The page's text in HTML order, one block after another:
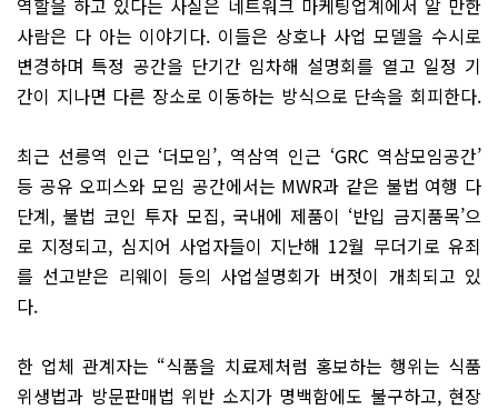
사람은 다 아는 이야기다. 이들은 상호나 사업 모델을 수시로
변경하며 특정 공간을 단기간 임차해 설명회를 열고 일정 기
간이 지나면 다른 장소로 이동하는 방식으로 단속을 회피한다.
최근 선릉역 인근 ‘더모임’, 역삼역 인근 ‘GRC 역삼모임공간’
등 공유 오피스와 모임 공간에서는 MWR과 같은 불법 여행 다
단계, 불법 코인 투자 모집, 국내에 제품이 ‘반입 금지품목’으
로 지정되고, 심지어 사업자들이 지난해 12월 무더기로 유죄
를 선고받은 리웨이 등의 사업설명회가 버젓이 개최되고 있
다.
한 업체 관계자는 “식품을 치료제처럼 홍보하는 행위는 식품
위생법과 방문판매법 위반 소지가 명백함에도 불구하고, 현장